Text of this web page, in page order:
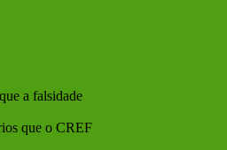
a falsidade
que o CREF